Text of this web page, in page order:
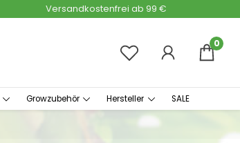
Versandkostenfrei ab 99 €
0
Growzubehör Hersteller SALE